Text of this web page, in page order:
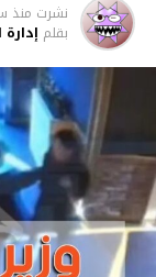
نشرت منذ
بقلم إدارة